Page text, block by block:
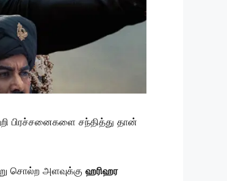
பிரச்சனைகளை சந்தித்து தான்
சொல்ற அளவுக்கு ஹரிஹர